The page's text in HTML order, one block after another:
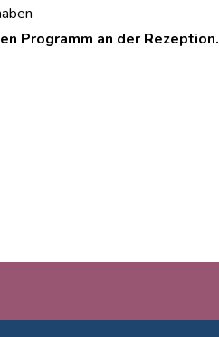
Programm an der Rezeption.